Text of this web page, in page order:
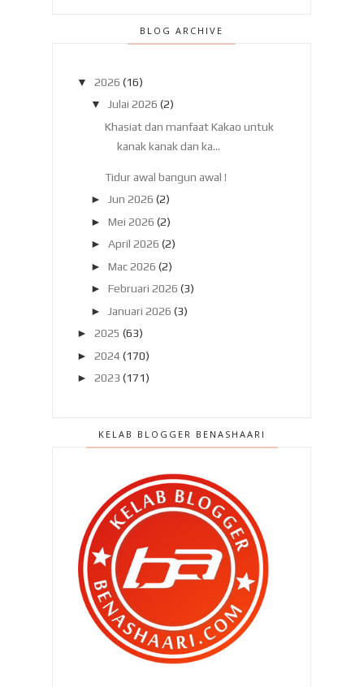
BLOG ARCHIVE
▼ 2026 (16)
▼
Julai 2026 (2)
Khasiat dan manfaat Kakao untuk
kanak kanak dan ka...
Tidur awal bangun awal !
►
Jun 2026 (2)
► Mei 2026 (2)
► April 2026 (2)
► Mac 2026 (2)
► Februari 2026 (3)
►
Januari 2026 (3)
► 2025 (63)
► 2024 (170)
► 2023 (171)
►2020(329)
2018(420)
2017 (648)
►2016(788)
►2015
(1019)
► 2014 (1504)
►2013(2151)
►2012(2986)
2011(4966)
KELAB BLOGGER BENASHAARI